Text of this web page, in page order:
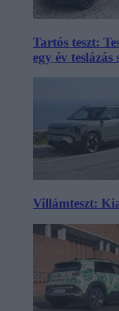
Tartós teszt:
egy év
Villámteszt: